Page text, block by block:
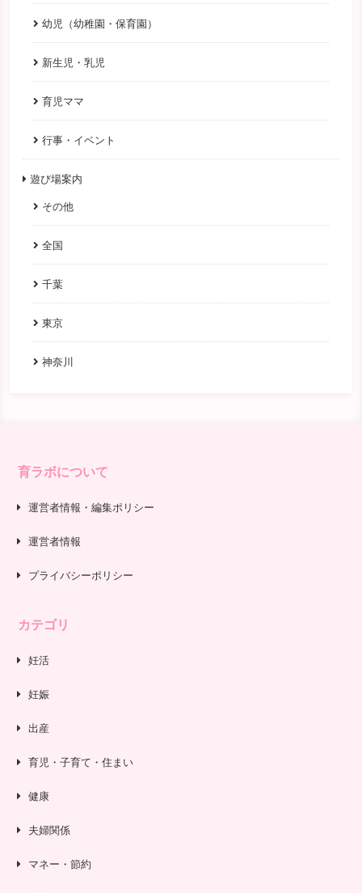
幼児（幼稚園・保育園）
新生児・乳児
育児ママ
行事・イベント
遊び場案内
その他
全国
千葉
東京
神奈川
育ラボについて
運営者情報・編集ポリシー
運営者情報
プライバシーポリシー
カテゴリ
妊活
妊娠
出産
育児・子育て・住まい
健康
夫婦関係
マネー・節約